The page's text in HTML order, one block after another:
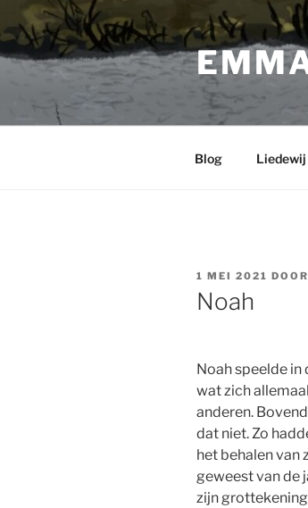
naar
de
Blog Liedewij
GEPLAATST
OP
1 MEI 2021 DOOR
Noah
Noah speelde in
wat zich
anderen.
dat niet. Zo
het behalen van
geweest van de
zijn